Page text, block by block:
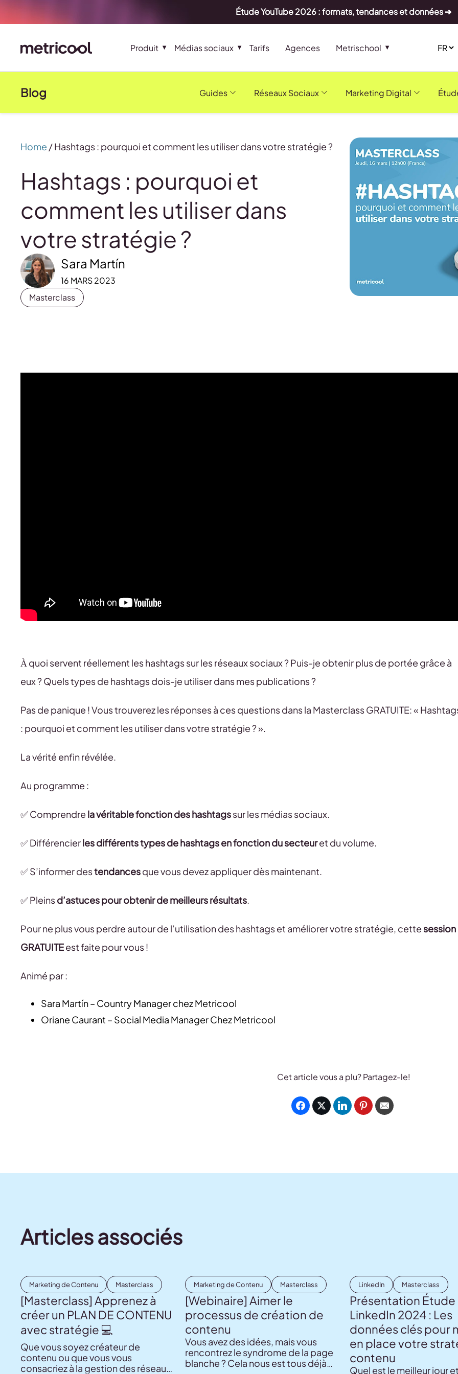
Étude YouTube 2026 : formats, tendances et données ➔
Produit Médias sociaux Tarifs Agences Metrischool
Blog Guides Réseaux Sociaux Marketing Digital
Home /Hashtags : pourquoi et comment les utiliser dans votre stratégie ?
Hashtags : pourquoi et
comment les utiliser dans
votre stratégie ?
Sara Martín
16 MARS 2023
Masterclass
À quoi servent réellement les hashtags sur les réseaux sociaux ? Puis-je obtenir plus de portée grâce à
eux ? Quels types de hashtags dois-je utiliser dans mes publications ?
Pas de panique ! Vous trouverez les réponses à ces questions dans la Masterclass GRATUITE: «
: pourquoi et comment les utiliser dans votre stratégie ? ».
La vérité enfin révélée.
Au programme :
✅ Comprendre la véritable fonction des hashtagssur les médias sociaux.
✅ Différencierles différents types de hashtags en fonction du secteuret du volume.
✅ S’informer destendancesque vous devez appliquer dès maintenant.
✅ Pleinsd’astuces pour obtenir de meilleurs résultats.
Pour ne plus vous perdre autour de l’utilisation des hashtags et améliorer votre stratégie, cette session
GRATUITEest faite pour vous !
Animé par :
Sara Martín – Country Manager chez Metricool
Oriane Caurant – Social Media Manager Chez Metricool
Cet article vous a plu? Partagez-le!
Articles associés
Marketing de Contenu Masterclass
[Masterclass] Apprenez à
créer un PLAN DE CONTENU
avec stratégie 💻
Que vous soyez créateur de
contenu ou que vous vous
consacriez à la gestion des réseaux
Marketing de Contenu Masterclass
[Webinaire] Aimer le
processus de création de
contenu
Vous avez des idées, mais vous
rencontrez le syndrome de la page
blanche ? Cela nous est tous déjà
LinkedIn Masterclass
Présentation Étude
LinkedIn 2024 : Les
données clés pour
en place votre
contenu
Quel est le meilleur jour